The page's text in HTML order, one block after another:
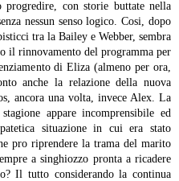
con storie buttate nella
nessun senso logico. Cosi, dopo
tra la Bailey e Webber, sembra
il rinnovamento del programma per
di Eliza (almeno per ora,
anche la relazione della nuova
ancora una volta, invece Alex. La
appare incomprensibile ed
situazione in cui era stato
pro riprendere la trama del marito
a singhiozzo pronta a ricadere
Il tutto considerando la continua